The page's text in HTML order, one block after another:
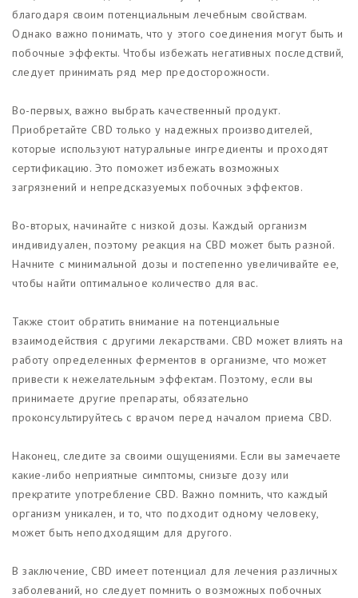
благодаря своим потенциальным лечебным свойствам.
Однако важно понимать, что у этого соединения могут быть и
побочные эффекты. Чтобы избежать негативных последствий,
следует принимать ряд мер предосторожности.
Во-первых, важно выбрать качественный продукт.
Приобретайте CBD только у надежных производителей,
которые используют натуральные ингредиенты и проходят
сертификацию. Это поможет избежать возможных
загрязнений и непредсказуемых побочных эффектов.
Во-вторых, начинайте с низкой дозы. Каждый организм
индивидуален, поэтому реакция на CBD может быть разной.
Начните с минимальной дозы и постепенно увеличивайте ее,
чтобы найти оптимальное количество для вас.
Также стоит обратить внимание на потенциальные
взаимодействия с другими лекарствами. CBD может влиять на
работу определенных ферментов в организме, что может
привести к нежелательным эффектам. Поэтому, если вы
принимаете другие препараты, обязательно
проконсультируйтесь с врачом перед началом приема CBD.
Наконец, следите за своими ощущениями. Если вы замечаете
какие-либо неприятные симптомы, снизьте дозу или
прекратите употребление CBD. Важно помнить, что каждый
организм уникален, и то, что подходит одному человеку,
может быть неподходящим для другого.
В заключение, CBD имеет потенциал для лечения различных
заболеваний, но следует помнить о возможных побочных